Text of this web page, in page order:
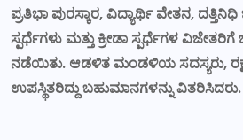
ಪ್ರತಿಭಾ ಪುರಸ್ಕಾರ, ವಿದ್ಯಾರ್ಥಿ ವೇತನ,
ಸ್ಪರ್ಧೆಗಳು ಮತ್ತು ಕ್ರೀಡಾ ಸ್ಪರ್ಧೆಗಳ
ನಡೆಯಿತು. ಆಡಳಿತ ಮಂಡಳಿಯ ಸದಸ್ಯರು,
ಉಪಸ್ಥಿತರಿದ್ದು ಬಹುಮಾನಗಳನ್ನು ವಿತರಿಸಿದರು.